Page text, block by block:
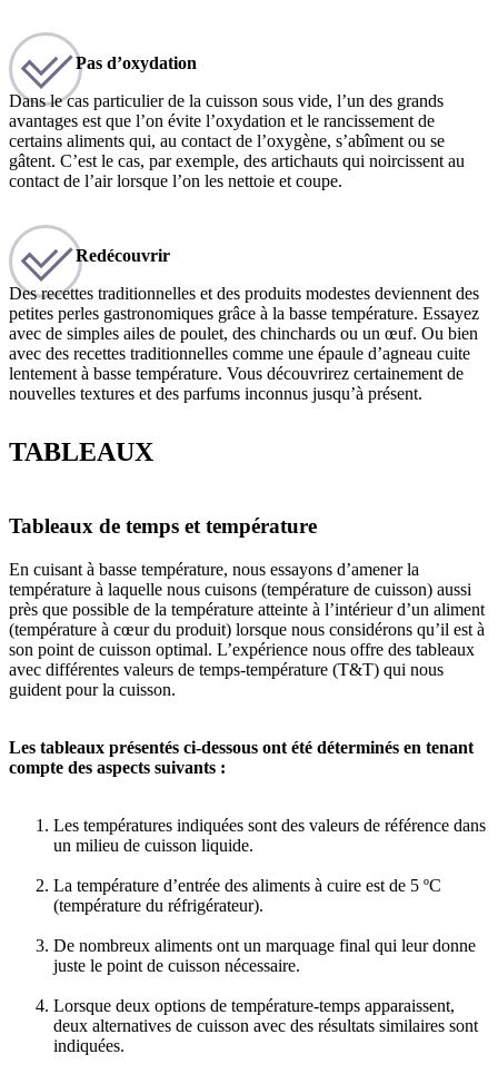
Pas d’oxydation
Dans le cas particulier de la cuisson sous vide, l’un des grands
avantages est que l’on évite l’oxydation et le rancissement de
certains aliments qui, au contact de l’oxygène, s’abîment ou se
gâtent. C’est le cas, par exemple, des artichauts qui noircissent au
contact de l’air lorsque l’on les nettoie et coupe.
Redécouvrir
Des recettes traditionnelles et des produits modestes deviennent des
petites perles gastronomiques grâce à la basse température. Essayez
avec de simples ailes de poulet, des chinchards ou un œuf. Ou bien
avec des recettes traditionnelles comme une épaule d’agneau cuite
lentement à basse température. Vous découvrirez certainement de
nouvelles textures et des parfums inconnus jusqu’à présent.
TABLEAUX
Tableaux de temps et température
En cuisant à basse température, nous essayons d’amener la
température à laquelle nous cuisons (température de cuisson) aussi
près que possible de la température atteinte à l’intérieur d’un aliment
(température à cœur du produit) lorsque nous considérons qu’il est à
son point de cuisson optimal. L’expérience nous offre des tableaux
avec différentes valeurs de temps-température (T&T) qui nous
guident pour la cuisson.
Les tableaux présentés ci-dessous ont été déterminés en tenant
compte des aspects suivants :
Les températures indiquées sont des valeurs de référence dans
un milieu de cuisson liquide.
La température d’entrée des aliments à cuire est de 5 ºC
(température du réfrigérateur).
De nombreux aliments ont un marquage final qui leur donne
juste le point de cuisson nécessaire.
Lorsque deux options de température-temps apparaissent,
deux alternatives de cuisson avec des résultats similaires sont
indiquées.